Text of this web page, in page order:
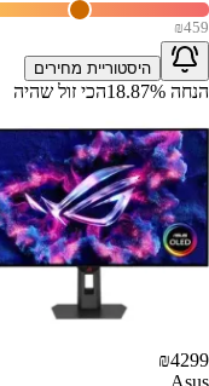
₪459
היסטוריית מחירים
הנחה 18.87% הכי זול שהיה
₪4299
Asus